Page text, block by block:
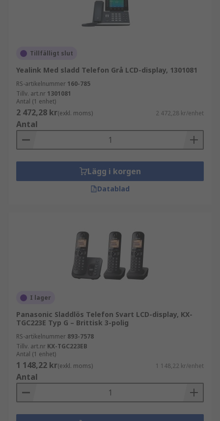
Tillfälligt slut
Yealink Med sladd Telefon Grå LCD-display, 1301081
RS-artikelnummer 160-785
Tillv. art.nr 1301081
Antal (1 enhet)
2 472,28 kr(exkl. moms) 2 472,28 kr/enhet
Antal
Lägg i korgen
Datablad
I lager
Panasonic Sladdlös Telefon Svart LCD-display, KX-
TGC223E Typ G – Brittisk 3-polig
RS-artikelnummer 893-7578
Tillv. art.nr KX-TGC223EB
Antal (1 enhet)
1 148,22 kr(exkl. moms) 1 148,22 kr/enhet
Antal